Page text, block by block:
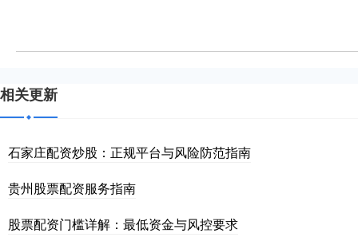
相关更新
石家庄配资炒股：正规平台与风险防范指南
贵州股票配资服务指南
股票配资门槛详解：最低资金与风控要求